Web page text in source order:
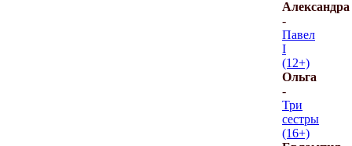
Александра
-
Павел
I
(12+)
Ольга
-
Три
сестры
(16+)